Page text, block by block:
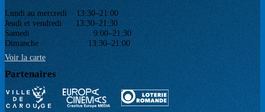
Lundi au mercredi 13:30–21:00
Jeudi et vendredi 13:30–21:30
Samedi 9:00–21:30
Dimanche 13:30–21:00
Voir la carte
Partenaires